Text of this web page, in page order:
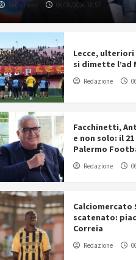
Redazione 06/08/2026 18:57
Lecce,
si dimette l’ad
Redazione
Facchinetti,
e non solo: il
Palermo
Redazione
Calciomercato
scatenato:
Correia
Redazione